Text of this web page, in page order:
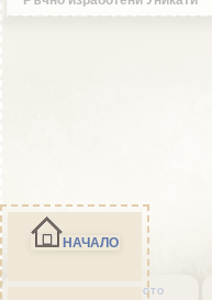
върни се в началото
НАЧАЛО